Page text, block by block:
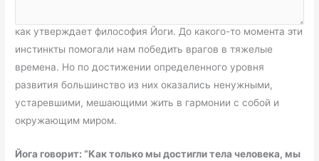
как утверждает философия Йоги. До какого-то момента эти
инстинкты помогали нам победить врагов в тяжелые
времена. Но по достижении определенного уровня
развития большинство из них оказались ненужными,
устаревшими, мешающими жить в гармонии с собой и
окружающим миром.
Йога говорит: “Как только мы достигли тела человека, мы